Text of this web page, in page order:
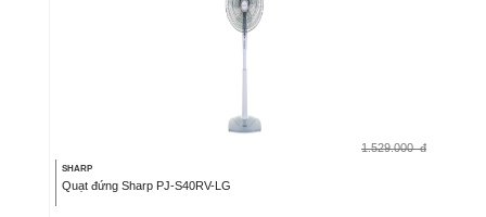
1.529.000 đ
SHARP
Quạt đứng Sharp PJ-S40RV-LG